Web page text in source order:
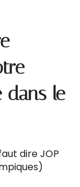
dans le
dire JOP